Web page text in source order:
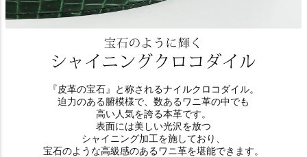
『皮革の宝石』と称されるナイルクロコダイル。
迫力のある腑模様で、数あるワニ革の中でも
高い人気を誇る本革です。
表面には美しい光沢を放つ
シャイニング加工を施しており、
宝石のような高級感のあるワニ革を堪能できます。